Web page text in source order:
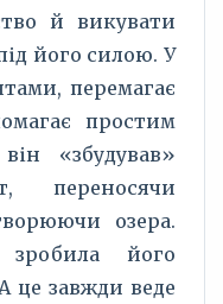
й викувати
його силою. У
перемагає
простим
«збудував»
переносячи
озера.
його
це завжди веде